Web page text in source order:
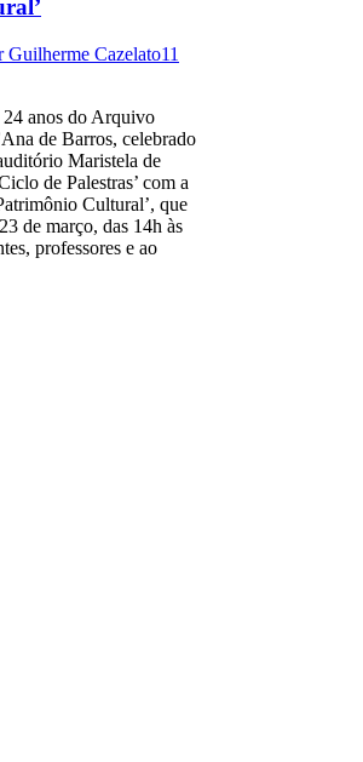
Guilherme Cazelato11
24 anos do Arquivo
de Barros, celebrado
Maristela de
de Palestras’ com a
Cultural’, que
de março, das 14h às
professores e ao